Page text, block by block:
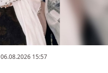
06.08.2026 15:57